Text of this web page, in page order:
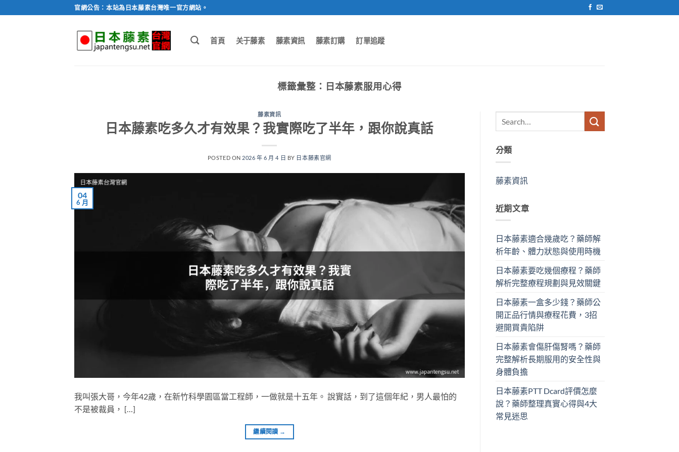
轉
官網公告：本站為日本藤素台灣唯一官方網站。
首頁 关于藤素 藤素資訊 藤素訂購 訂單追蹤
標籤彙整： 日本藤素服用心得
藤素資訊
日本藤素吃多久才有效果？我實際吃了半年，跟你說真話
POSTED ON 2026 年 6 月 4 日 BY 日本藤素官網
04
6 月
我叫張大哥，今年42歲，在新竹科學園區當工程師，一做就是十五年。 說實話，到了這個年紀，男人最怕的
不是被裁員， […]
繼續閱讀 →
分類
藤素資訊
近期文章
日本藤素適合幾歲吃？藥師解
析年齡、體力狀態與使用時機
日本藤素要吃幾個療程？藥師
解析完整療程規劃與見效關鍵
日本藤素一盒多少錢？藥師公
開正品行情與療程花費，3招
避開買貴陷阱
日本藤素會傷肝傷腎嗎？藥師
完整解析長期服用的安全性與
身體負擔
日本藤素PTT Dcard評價怎麼
說？藥師整理真實心得與4大
常見迷思